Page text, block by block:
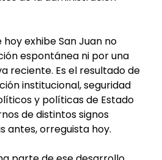
exhibe San Juan no
espontánea ni por una
reciente. Es el resultado de
institucional, seguridad
y políticas de Estado
de distintos signos
antes, orreguista hoy.